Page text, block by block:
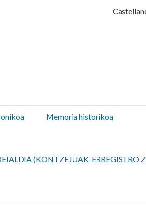
Memoria historikoa
(KONTZEJUAK-ERREGISTRO